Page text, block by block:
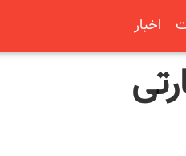
اخبار